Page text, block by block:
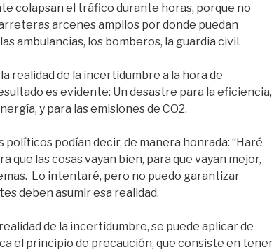
colapsan el tráfico durante horas, porque no
arcenes amplios por donde puedan
ambulancias, los bomberos, la guardia civil.
realidad de la incertidumbre a la hora de
es evidente: Un desastre para la eficiencia,
y para las emisiones de CO2.
políticos podían decir, de manera honrada: “Haré
que las cosas vayan bien, para que vayan mejor,
Lo intentaré, pero no puedo garantizar
deben asumir esa realidad.
de la incertidumbre, se puede aplicar de
el principio de precaución, que consiste en tener